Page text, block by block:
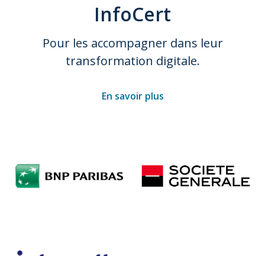
InfoCert
Pour les accompagner dans leur
transformation digitale.
En savoir plus